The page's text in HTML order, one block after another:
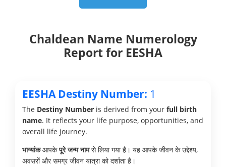
Chaldean Name Numerology
Report for EESHA
EESHA Destiny Number: 1
The Destiny Number is derived from your full birth
name. It reflects your life purpose, opportunities, and
overall life journey.
भाग्यांकआपकेपूरे जन्म नामसे लिया गया है। यह आपके जीवन के उद्देश्य,
अवसरों और समग्र जीवन यात्रा को दर्शाता है।